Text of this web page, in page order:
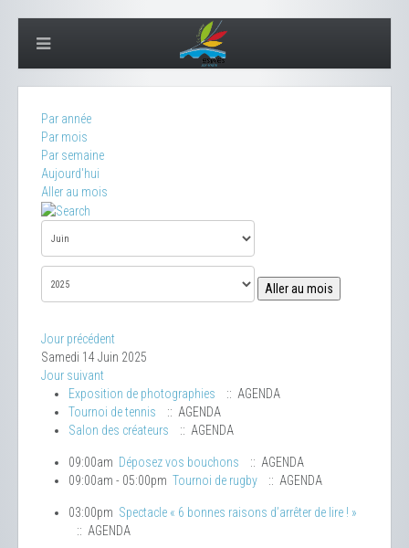
Par année
Par mois
Par semaine
Aujourd'hui
Aller au mois
Aller au mois
Jour précédent
Samedi 14 Juin 2025
Jour suivant
Exposition de photographies
:: AGENDA
Tournoi de tennis
:: AGENDA
Salon des créateurs
:: AGENDA
09:00am Déposez vos bouchons
:: AGENDA
09:00am - 05:00pm Tournoi de rugby :: AGENDA
03:00pm Spectacle « 6 bonnes raisons d’arrêter de lire ! »
:: AGENDA